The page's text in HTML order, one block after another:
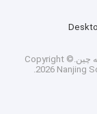
کارخانه چین.Copyright ©
2026 Nanjing